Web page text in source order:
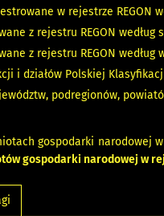
w rejestrze REGON
z rejestru REGON
z rejestru REGON
i działów Polskiej
podregionów,
gospodarki narodowej
gospodarki narodowej w